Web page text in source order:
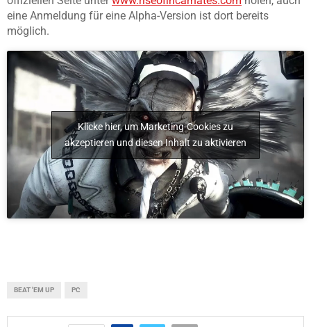
eine Anmeldung für eine Alpha-Version ist dort bereits
möglich.
Klicke hier, um Marketing-Cookies zu
akzeptieren und diesen Inhalt zu aktivieren
BEAT 'EM UP PC